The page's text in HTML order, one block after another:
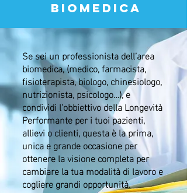
biomedica
Se sei un professionista dell’area
biomedica, (medico, farmacista,
fisioterapista, biologo, chinesiologo,
nutrizionista, psicologo…), e
condividi l’obbiettivo della Longevità
Performante per i tuoi pazienti,
allievi o clienti, questa è la prima,
unica e grande occasione per
ottenere la visione completa per
cambiare la tua modalità di lavoro e
cogliere grandi opportunità.